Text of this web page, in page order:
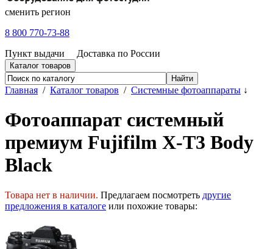
сменить регион
8 800 770-73-88
Пункт выдачи
Доставка по России
Каталог товаров
Главная / Каталог товаров / Системные фотоаппараты ↓
Фотоаппарат системный
премиум Fujifilm X-T3 Body
Black
Товара нет в наличии. Предлагаем посмотреть другие
предложения в каталоге или похожие товары: